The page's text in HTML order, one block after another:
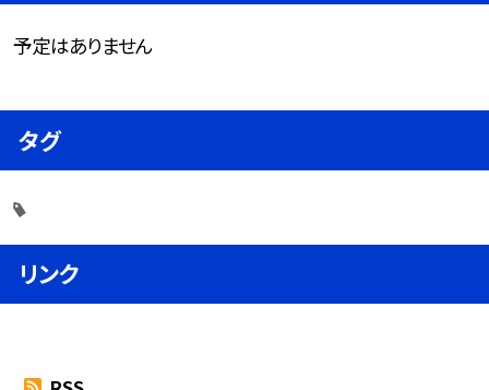
予定はありません
タグ
リンク